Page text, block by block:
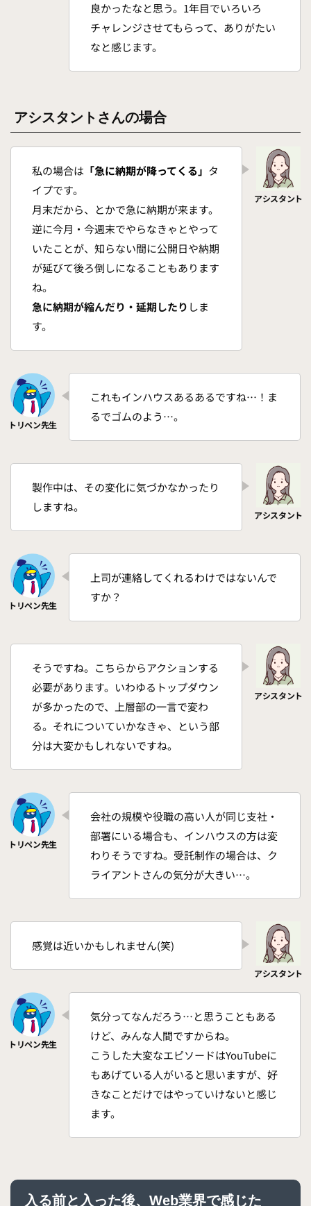
良かったなと思う。1年目でいろいろ
チャレンジさせてもらって、ありがたい
なと感じます。
アシスタントさんの場合
私の場合は 「急に納期が降ってくる」 タ
イプです。
月末だから、とかで急に納期が来ます。
逆に今月・今週末でやらなきゃとやって
いたことが、知らない間に公開日や納期
が延びて後ろ倒しになることもあります
ね。
急に納期が縮んだり・延期したり しま
す。
これもインハウスあるあるですね…！ま
るでゴムのよう…。
製作中は、その変化に気づかなかったり
しますね。
上司が連絡してくれるわけではないんで
すか？
そうですね。こちらからアクションする
必要があります。いわゆるトップダウン
が多かったので、上層部の一言で変わ
る。それについていかなきゃ、という部
分は大変かもしれないですね。
会社の規模や役職の高い人が同じ支社・
部署にいる場合も、インハウスの方は変
わりそうですね。受託制作の場合は、ク
ライアントさんの気分が大きい…。
感覚は近いかもしれません(笑)
気分ってなんだろう…と思うこともある
けど、みんな人間ですからね。
こうした大変なエピソードはYouTubeに
もあげている人がいると思いますが、好
きなことだけではやっていけないと感じ
ます。
入る前と入った後、Web業界で感じた